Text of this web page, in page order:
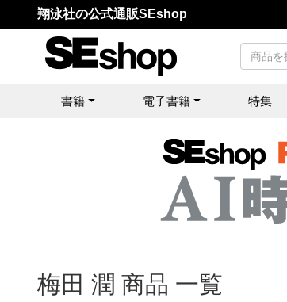
翔泳社の公式通販SEshop
書籍 電子書籍 特集
梅田 潤 商品 一覧